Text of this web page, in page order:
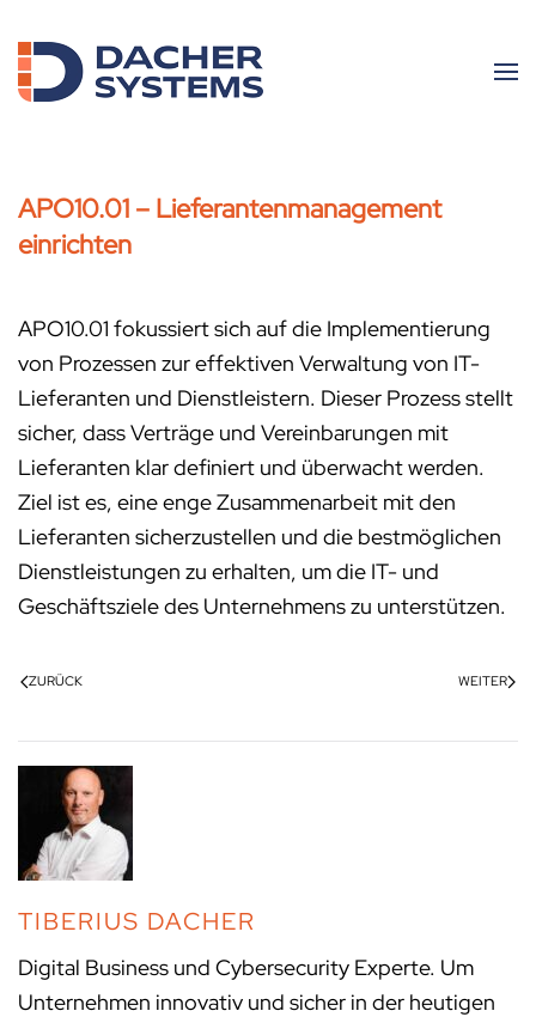
Skip to main content
APO10.01 – Lieferantenmanagement
einrichten
APO10.01 fokussiert sich auf die Implementierung
von Prozessen zur effektiven Verwaltung von IT-
Lieferanten und Dienstleistern. Dieser Prozess stellt
sicher, dass Verträge und Vereinbarungen mit
Lieferanten klar definiert und überwacht werden.
Ziel ist es, eine enge Zusammenarbeit mit den
Lieferanten sicherzustellen und die bestmöglichen
Dienstleistungen zu erhalten, um die IT- und
Geschäftsziele des Unternehmens zu unterstützen.
ZURÜCK WEITER
TIBERIUS DACHER
Digital Business und Cybersecurity Experte. Um
Unternehmen innovativ und sicher in der heutigen